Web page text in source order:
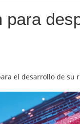
el desarrollo de su